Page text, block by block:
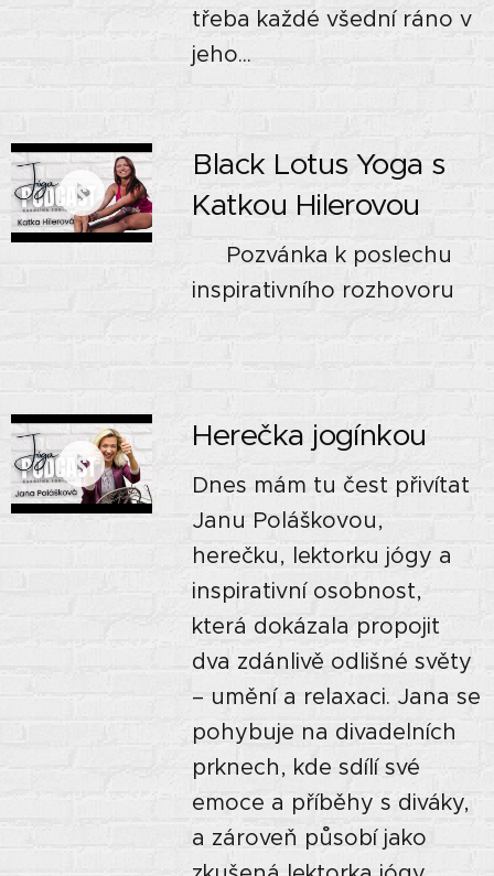
třeba každé všední ráno v
jeho...
Black Lotus Yoga s
Katkou Hilerovou
🌿 Pozvánka k poslechu
inspirativního rozhovoru
Herečka jogínkou
Dnes mám tu čest přivítat
Janu Poláškovou,
herečku, lektorku jógy a
inspirativní osobnost,
která dokázala propojit
dva zdánlivě odlišné světy
– umění a relaxaci. Jana se
pohybuje na divadelních
prknech, kde sdílí své
emoce a příběhy s diváky,
a zároveň působí jako